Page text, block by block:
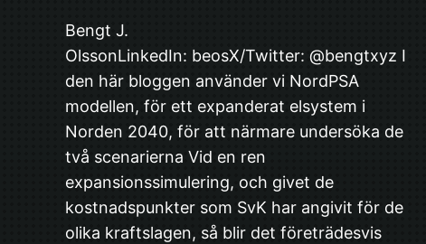
Bengt J.
OlssonLinkedIn: beosX/Twitter: @bengtxyz I
den här bloggen använder vi NordPSA
modellen, för ett expanderat elsystem i
Norden 2040, för att närmare undersöka de
två scenarierna Vid en ren
expansionssimulering, och givet de
kostnadspunkter som SvK har angivit för de
olika kraftslagen, så blir det företrädesvis